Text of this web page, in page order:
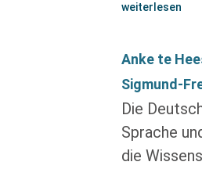
weiterlesen
Anke te
Sigmund-
Die
Sprache
die